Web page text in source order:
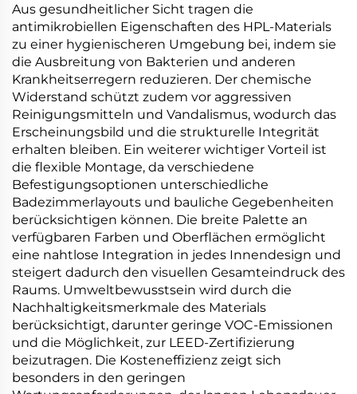
Aus gesundheitlicher Sicht tragen die
antimikrobiellen Eigenschaften des HPL-Materials
zu einer hygienischeren Umgebung bei, indem sie
die Ausbreitung von Bakterien und anderen
Krankheitserregern reduzieren. Der chemische
Widerstand schützt zudem vor aggressiven
Reinigungsmitteln und Vandalismus, wodurch das
Erscheinungsbild und die strukturelle Integrität
erhalten bleiben. Ein weiterer wichtiger Vorteil ist
die flexible Montage, da verschiedene
Befestigungsoptionen unterschiedliche
Badezimmerlayouts und bauliche Gegebenheiten
berücksichtigen können. Die breite Palette an
verfügbaren Farben und Oberflächen ermöglicht
eine nahtlose Integration in jedes Innendesign und
steigert dadurch den visuellen Gesamteindruck des
Raums. Umweltbewusstsein wird durch die
Nachhaltigkeitsmerkmale des Materials
berücksichtigt, darunter geringe VOC-Emissionen
und die Möglichkeit, zur LEED-Zertifizierung
beizutragen. Die Kosteneffizienz zeigt sich
besonders in den geringen